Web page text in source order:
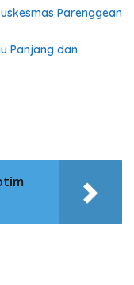
Parenggean
Panjang dan